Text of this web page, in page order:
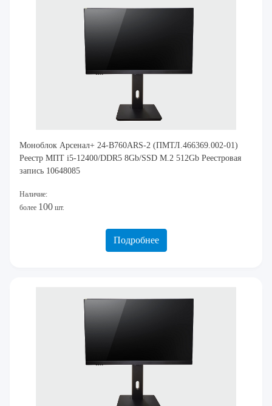
Моноблок Арсенал+ 24-B760ARS-2 (ПМТЛ.466369.002-01)
Реестр МПТ i5-12400/DDR5 8Gb/SSD M.2 512Gb Реестровая
запись 10648085
Наличие:
более 100 шт.
Подробнее